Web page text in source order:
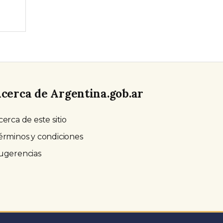
de Argentina.gob.ar
de este sitio
y condiciones